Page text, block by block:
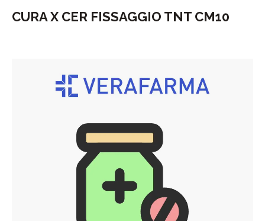
CURA X CER FISSAGGIO TNT CM10